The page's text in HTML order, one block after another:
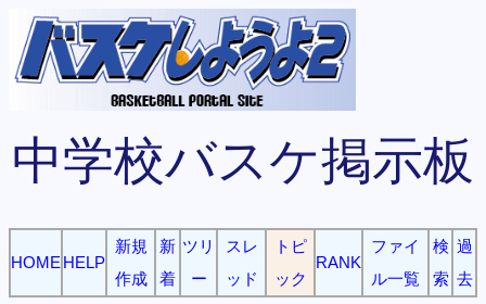
中学校バスケ掲示板
HOME HELP
新規
作成
新
着
ツリ
ー
スレ
ッド
トピ
ック
RANK
ファイ
ル一覧
検
索
過
去